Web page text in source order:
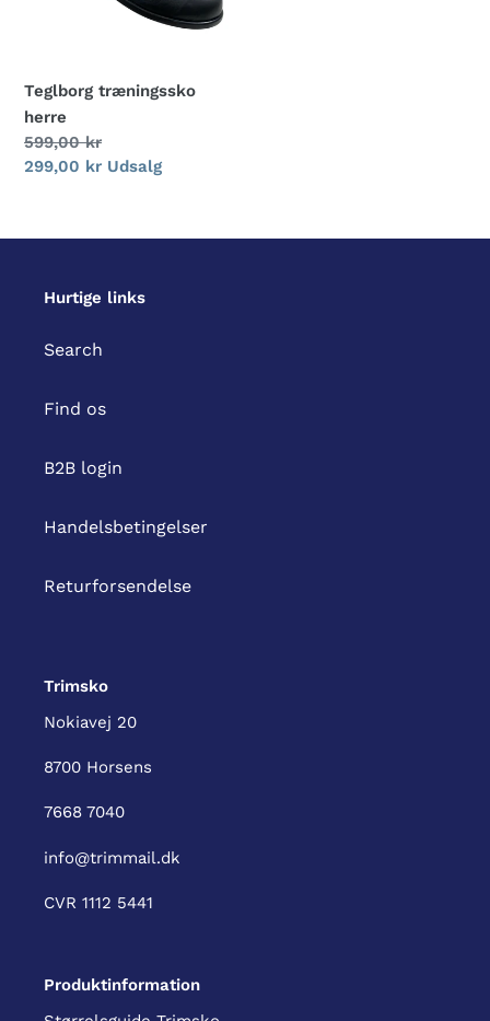
Teglborg træningssko
herre
Normalpris
599,00 kr
Udsalgspris
299,00 kr Udsalg
Hurtige links
Search
Find os
B2B login
Handelsbetingelser
Returforsendelse
Trimsko
Nokiavej 20
8700 Horsens
7668 7040
info@trimmail.dk
CVR 1112 5441
Produktinformation